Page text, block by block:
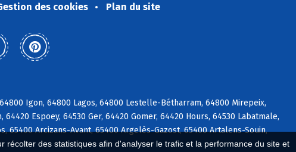
des statistiques afin d'analyser le trafic et la performance du site et
des cookies Plan du site
Igon, 64800 Lagos, 64800 Lestelle-Bétharram, 64800 Mirepeix,
Espoey, 64530 Ger, 64420 Gomer, 64420 Hours, 64530 Labatmale,
65400 Arcizans-Avant, 65400 Argelès-Gazost, 65400 Artalens-Souin,